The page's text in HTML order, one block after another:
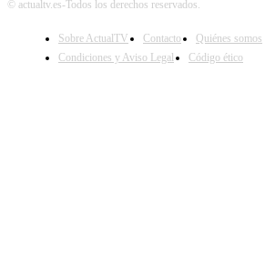
© actualtv.es-Todos los derechos reservados.
Sobre ActualTV Contacto
Quiénes somos
Condiciones y Aviso Legal
Código ético